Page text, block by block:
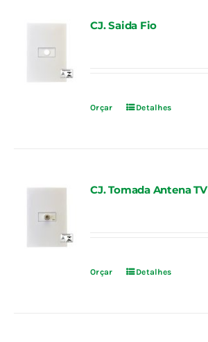
CJ. Saida Fio
Orçar Detalhes
CJ. Tomada Antena TV
Orçar Detalhes